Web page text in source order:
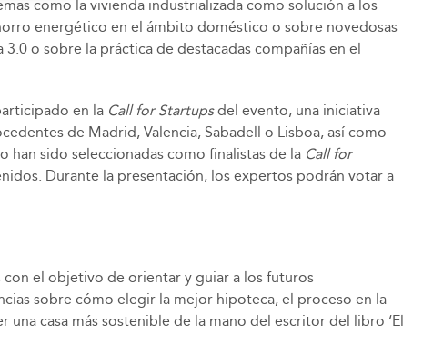
como la vivienda industrializada como solución a los
energético en el ámbito doméstico o sobre novedosas
o sobre la práctica de destacadas compañías en el
en la Call for Startupsdel evento, una iniciativa
de Madrid, Valencia, Sabadell o Lisboa, así como
han sido seleccionadas como finalistas de la Call for
Durante la presentación, los expertos podrán votar a
el objetivo de orientar y guiar a los futuros
sobre cómo elegir la mejor hipoteca, el proceso en la
casa más sostenible de la mano del escritor del libro ‘El